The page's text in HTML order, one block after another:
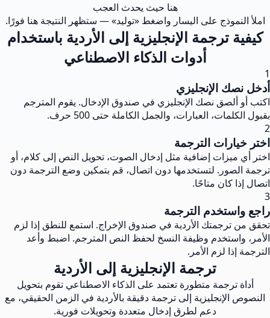
هنا حيث يحدث العجب
املأ النموذج على اليسار واضغط «توليد» — ستظهر النتيجة هنا فورًا.
كيفية ترجمة الإنجليزية إلى الأردية باستخدام
أدوات الذكاء الاصطناعي
1
أدخل نصك الإنجليزي
اكتب أو ألصق نصك الإنجليزي في صندوق الإدخال. يقوم المترجم
بقبول الكلمات، العبارات، والجمل الكاملة حتى 500 حرف.
2
اختر خيارات الترجمة
اختر أي ميزات إضافية مثل إدخال الصوت، تحويل النص إلى كلام، أو
ترجمة الصور. لتستخدمها دون اتصال، قم بتمكين وضع الترجمة دون
اتصال إذا كان متاحًا.
3
راجع واستخدم الترجمة
تحقق من ترجمتك الأردية في صندوق الإخراج. استمع للنطق إذا لزم
الأمر، واستخدم وظيفة النسخ لحفظ النص المترجم. اضبط وأعد
الترجمة إذا لزم الأمر.
ترجمة الإنجليزية إلى الأردية
أداة ترجمة متطورة تعتمد على الذكاء الاصطناعي تقوم بتحويل
النصوص الإنجليزية إلى ترجمة دقيقة بالأردية في الزمن الحقيقي، مع
دعم لطرق إدخال متعددة وتحويلات فورية.